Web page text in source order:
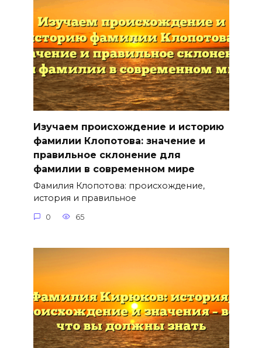
Изучаем происхождение и историю
фамилии Клопотова: значение и
правильное склонение для
фамилии в современном мире
Фамилия Клопотова: происхождение,
история и правильное
0 65